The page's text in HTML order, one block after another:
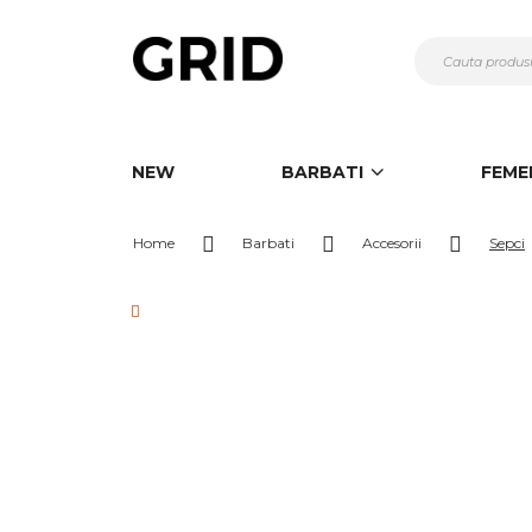
la
Continut
NEW BARBATI FEMEI
Home Barbati Accesorii Sepci